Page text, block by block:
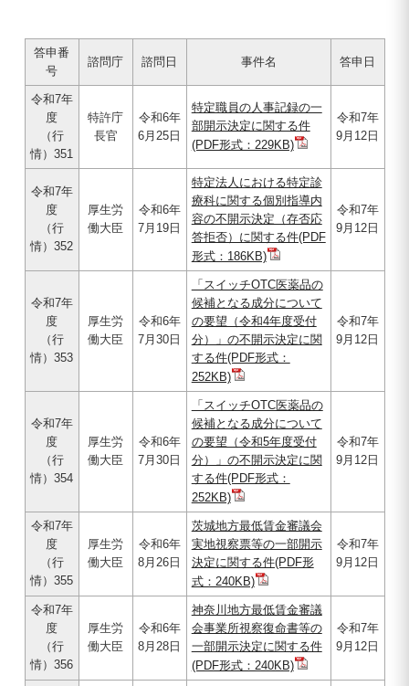
答申番
号
諮問庁 諮問日 事件名 答申日
令和7年
度
（行
情）351
特許庁
長官
令和6年
6月25日
特定職員の人事記録の一
部開示決定に関する件
(PDF形式：229KB)
令和7年
9月12日
令和7年
度
（行
情）352
厚生労
働大臣
令和6年
7月19日
特定法人における特定診
療科に関する個別指導内
容の不開示決定（存否応
答拒否）に関する件(PDF
形式：186KB)
令和7年
9月12日
令和7年
度
（行
情）353
厚生労
働大臣
令和6年
7月30日
「スイッチOTC医薬品の
候補となる成分について
の要望（令和4年度受付
分）」の不開示決定に関
する件(PDF形式：
252KB)
令和7年
9月12日
令和7年
度
（行
情）354
厚生労
働大臣
令和6年
7月30日
「スイッチOTC医薬品の
候補となる成分について
の要望（令和5年度受付
分）」の不開示決定に関
する件(PDF形式：
252KB)
令和7年
9月12日
令和7年
度
（行
情）355
厚生労
働大臣
令和6年
8月26日
茨城地方最低賃金審議会
実地視察票等の一部開示
決定に関する件(PDF形
式：240KB)
令和7年
9月12日
令和7年
度
（行
情）356
厚生労
働大臣
令和6年
8月28日
神奈川地方最低賃金審議
会事業所視察復命書等の
一部開示決定に関する件
(PDF形式：240KB)
令和7年
9月12日